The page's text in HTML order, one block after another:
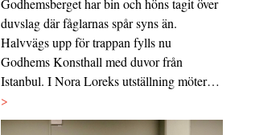
Godhemsberget har bin och höns tagit över
duvslag där fåglarnas spår syns än.
Halvvägs upp för trappan fylls nu
Godhems Konsthall med duvor från
Istanbul. I Nora Loreks utställning möter…
>